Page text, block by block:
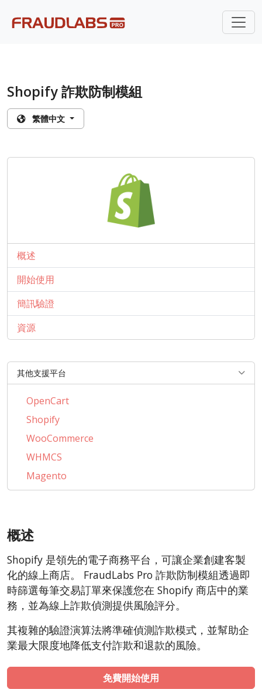
Shopify 詐欺防制模組
繁體中文
概述
開始使用
簡訊驗證
資源
其他支援平台
OpenCart
Shopify
WooCommerce
WHMCS
Magento
PrestaShop
AbanteCart
CubeCart
LiteCart
ZenCart
PinnacleCart
FoxyCart
概述
Shopify 是領先的電子商務平台，可讓企業創建客製
化的線上商店。 FraudLabs Pro 詐欺防制模組透過即
時篩選每筆交易訂單來保護您在 Shopify 商店中的業
務，並為線上詐欺偵測提供風險評分。
其複雜的驗證演算法將準確偵測詐欺模式，並幫助企
業最大限度地降低支付詐欺和退款的風險。
免費開始使用